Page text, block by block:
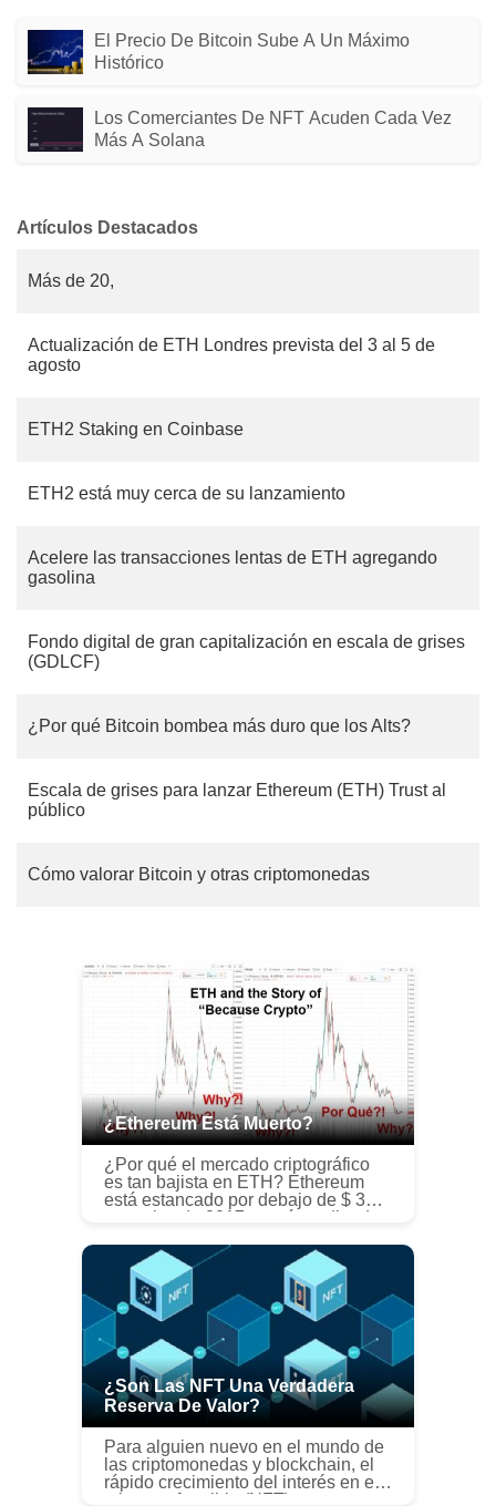
El Precio De Bitcoin Sube A Un Máximo
Histórico
Los Comerciantes De NFT Acuden Cada Vez
Más A Solana
Artículos Destacados
Más de 20,
Actualización de ETH Londres prevista del 3 al 5 de
agosto
ETH2 Staking en Coinbase
ETH2 está muy cerca de su lanzamiento
Acelere las transacciones lentas de ETH agregando
gasolina
Fondo digital de gran capitalización en escala de grises
(GDLCF)
¿Por qué Bitcoin bombea más duro que los Alts?
Escala de grises para lanzar Ethereum (ETH) Trust al
público
Cómo valorar Bitcoin y otras criptomonedas
¿Ethereum Está Muerto?
¿Por qué el mercado criptográfico
es tan bajista en ETH? Ethereum
está estancado por debajo de $ 300
a precios de 2017 y está perdiendo
los alts aquí a princip...
¿Son Las NFT Una Verdadera
Reserva De Valor?
Para alguien nuevo en el mundo de
las criptomonedas y blockchain, el
rápido crecimiento del interés en el
token no fungible (NFT) y su